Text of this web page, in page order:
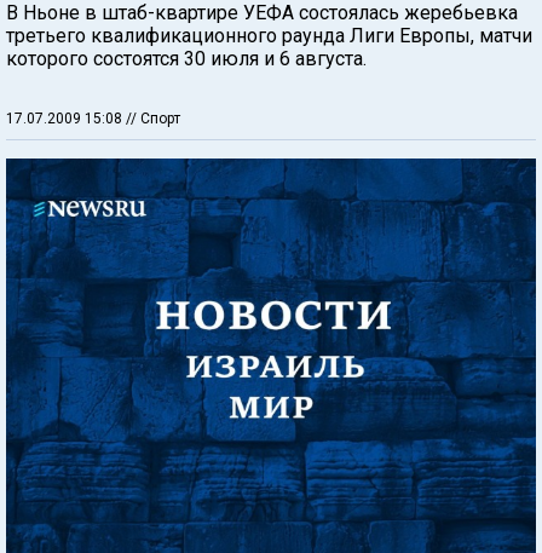
В Ньоне в штаб-квартире УЕФА состоялась жеребьевка
третьего квалификационного раунда Лиги Европы, матчи
которого состоятся 30 июля и 6 августа.
17.07.2009 15:08 // Спорт